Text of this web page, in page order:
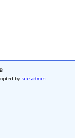
by site admin.